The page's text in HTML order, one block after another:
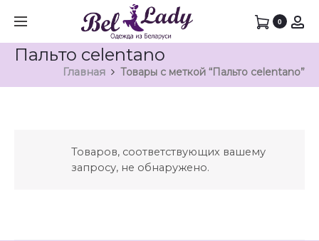
0
Пальто celentano
Главная Товары с меткой “Пальто celentano”
Товаров, соответствующих вашему
запросу, не обнаружено.